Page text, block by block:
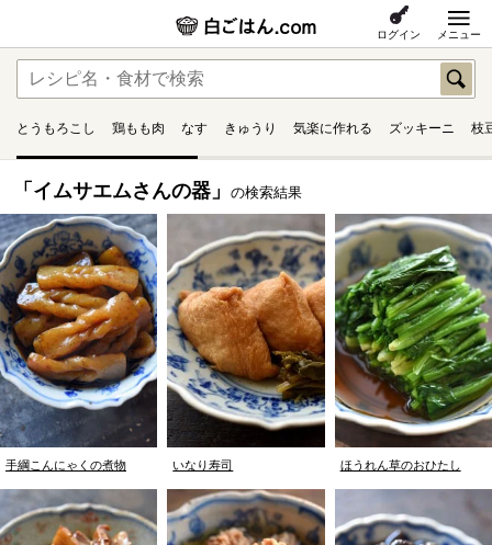
ログイン メニュー
とうもろこし 鶏もも肉 なす きゅうり 気楽に作れる ズッキーニ 枝
「イムサエムさんの器」 の検索結果
手綱こんにゃくの煮物 いなり寿司 ほうれん草のおひたし